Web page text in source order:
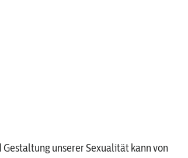
Gestaltung unserer Sexualität kann von